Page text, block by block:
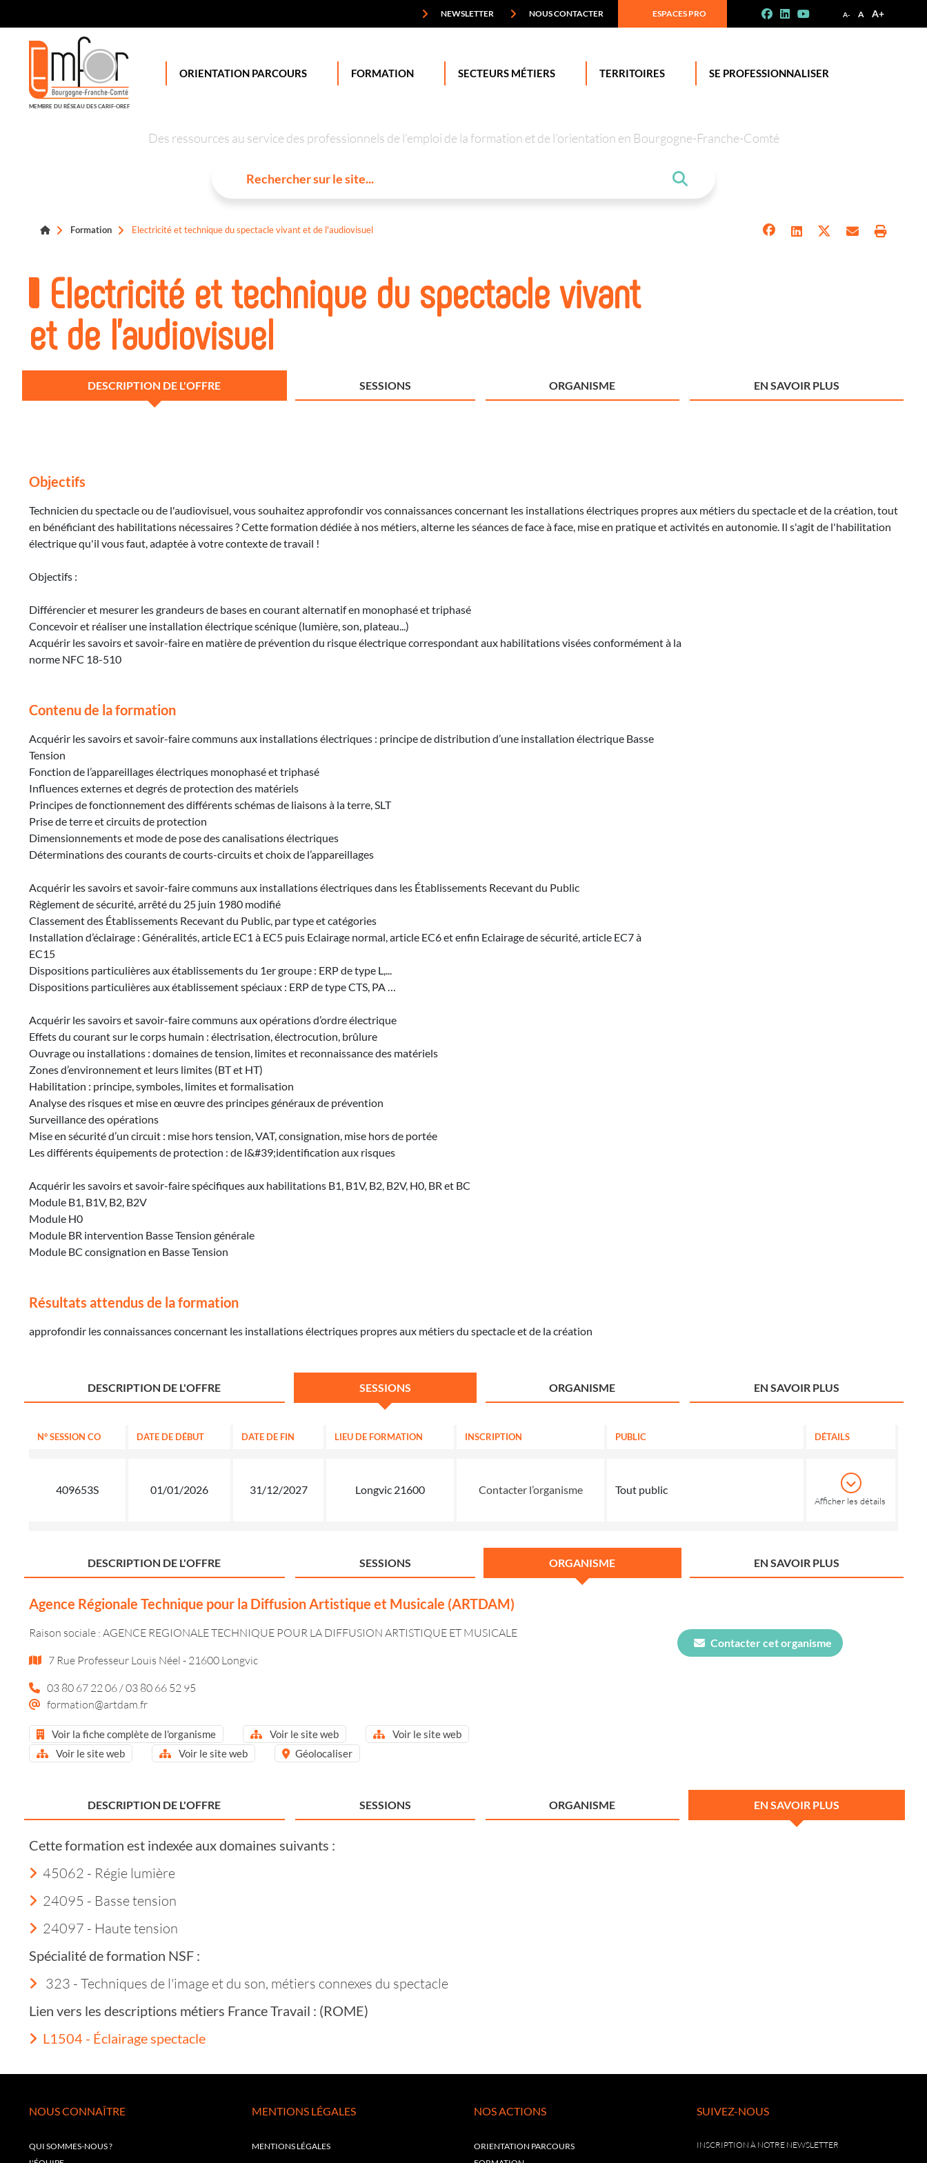
A- A A+
NEWSLETTER NOUS CONTACTER ESPACES PRO
MEMBRE DU RÉSEAU DES CARIF-OREF
ORIENTATION PARCOURS FORMATION SECTEURS MÉTIERS TERRITOIRES SE PROFESSIONNALISER
Des ressources au service des professionnels de l’emploi de la formation et de l’orientation en Bourgogne-Franche-Comté
Formation Electricité et technique du spectacle vivant et de l'audiovisuel
Electricité et technique du spectacle vivant
et de l'audiovisuel
DESCRIPTION DE L'OFFRE SESSIONS ORGANISME EN SAVOIR PLUS
Objectifs
Technicien du spectacle ou de l'audiovisuel, vous souhaitez approfondir vos connaissances concernant les installations électriques propres aux métiers du spectacle et de la création, tout
en bénéficiant des habilitations nécessaires ? Cette formation dédiée à nos métiers, alterne les séances de face à face, mise en pratique et activités en autonomie. Il s'agit de l'habilitation
électrique qu'il vous faut, adaptée à votre contexte de travail !
Objectifs :
Différencier et mesurer les grandeurs de bases en courant alternatif en monophasé et triphasé
Concevoir et réaliser une installation électrique scénique (lumière, son, plateau...)
Acquérir les savoirs et savoir-faire en matière de prévention du risque électrique correspondant aux habilitations visées conformément à la
norme NFC 18-510
Contenu de la formation
Acquérir les savoirs et savoir-faire communs aux installations électriques : principe de distribution d’une installation électrique Basse
Tension
Fonction de l’appareillages électriques monophasé et triphasé
Influences externes et degrés de protection des matériels
Principes de fonctionnement des différents schémas de liaisons à la terre, SLT
Prise de terre et circuits de protection
Dimensionnements et mode de pose des canalisations électriques
Déterminations des courants de courts-circuits et choix de l’appareillages
Acquérir les savoirs et savoir-faire communs aux installations électriques dans les Établissements Recevant du Public
Règlement de sécurité, arrêté du 25 juin 1980 modifié
Classement des Établissements Recevant du Public, par type et catégories
Installation d’éclairage : Généralités, article EC1 à EC5 puis Eclairage normal, article EC6 et enfin Eclairage de sécurité, article EC7 à
EC15
Dispositions particulières aux établissements du 1er groupe : ERP de type L,...
Dispositions particulières aux établissement spéciaux : ERP de type CTS, PA …
Acquérir les savoirs et savoir-faire communs aux opérations d’ordre électrique
Effets du courant sur le corps humain : électrisation, électrocution, brûlure
Ouvrage ou installations : domaines de tension, limites et reconnaissance des matériels
Zones d’environnement et leurs limites (BT et HT)
Habilitation : principe, symboles, limites et formalisation
Analyse des risques et mise en œuvre des principes généraux de prévention
Surveillance des opérations
Mise en sécurité d’un circuit : mise hors tension, VAT, consignation, mise hors de portée
Les différents équipements de protection : de l&#39;identification aux risques
Acquérir les savoirs et savoir-faire spécifiques aux habilitations B1, B1V, B2, B2V, H0, BR et BC
Module B1, B1V, B2, B2V
Module H0
Module BR intervention Basse Tension générale
Module BC consignation en Basse Tension
Résultats attendus de la formation
approfondir les connaissances concernant les installations électriques propres aux métiers du spectacle et de la création
DESCRIPTION DE L'OFFRE SESSIONS ORGANISME EN SAVOIR PLUS
N° SESSION CO DATE DE DÉBUT DATE DE FIN LIEU DE FORMATION INSCRIPTION PUBLIC DÉTAILS
409653S 01/01/2026 31/12/2027 Longvic 21600 Contacter l’organisme Tout public
Afficher les détails
DESCRIPTION DE L'OFFRE SESSIONS ORGANISME EN SAVOIR PLUS
Agence Régionale Technique pour la Diffusion Artistique et Musicale (ARTDAM)
Raison sociale : AGENCE REGIONALE TECHNIQUE POUR LA DIFFUSION ARTISTIQUE ET MUSICALE
7 Rue Professeur Louis Néel - 21600 Longvic
03 80 67 22 06 / 03 80 66 52 95
formation@artdam.fr
Voir la fiche complète de l'organisme Voir le site web
Voir le site web
Voir le site web
Voir le site web Géolocaliser
Contacter cet organisme
DESCRIPTION DE L'OFFRE SESSIONS ORGANISME EN SAVOIR PLUS
Cette formation est indexée aux domaines suivants :
45062 - Régie lumière
24095 - Basse tension
24097 - Haute tension
Spécialité de formation NSF :
323 - Techniques de l'image et du son, métiers connexes du spectacle
Lien vers les descriptions métiers France Travail : (ROME)
L1504 - Éclairage spectacle
NOUS CONNAÎTRE
QUI SOMMES-NOUS ?
MENTIONS LÉGALES
MENTIONS LÉGALES
NOS ACTIONS
ORIENTATION PARCOURS
SUIVEZ-NOUS
INSCRIPTION À NOTRE NEWSLETTER